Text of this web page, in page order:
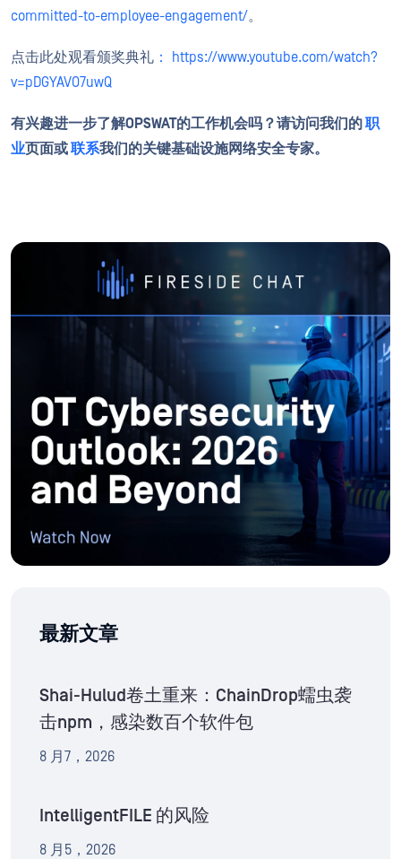
committed-to-employee-engagement/。
点击此处观看颁奖典礼 ： https://www.youtube.com/watch?
v=pDGYAVO7uwQ
有兴趣进一步了解OPSWAT的工作机会吗？请访问我们的职
业页面或联系我们的关键基础设施网络安全专家。
最新文章
Shai-Hulud卷土重来：ChainDrop蠕虫袭
击npm，感染数百个软件包
8 月7，2026
IntelligentFILE 的风险
8 月5，2026